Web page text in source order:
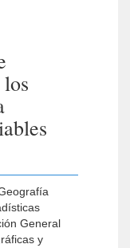
General
y